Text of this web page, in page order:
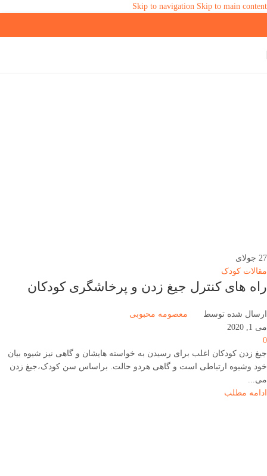
Skip to navigation Skip to main content
27 جولای
مقالات کودک
راه های کنترل جیغ زدن و پرخاشگری کودکان
ارسال شده توسط
معصومه محبوبی
می 1, 2020
0
جیغ زدن کودکان اغلب برای رسیدن به خواسته هایشان و گاهی نیز شیوه بیان
خود وشیوه ارتباطی است و گاهی هردو حالت. براساس سن کودک،جیغ زدن
می...
ادامه مطلب